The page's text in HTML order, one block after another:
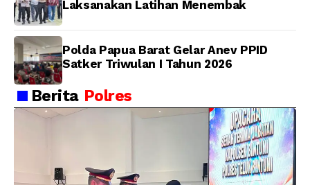
Laksanakan Latihan Menembak
Polda Papua Barat Gelar Anev PPID
Satker Triwulan I Tahun 2026
Berita Polres